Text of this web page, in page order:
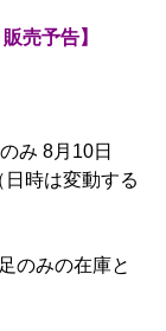
売予告】
み 8月10日
時は変動する
のみの在庫と